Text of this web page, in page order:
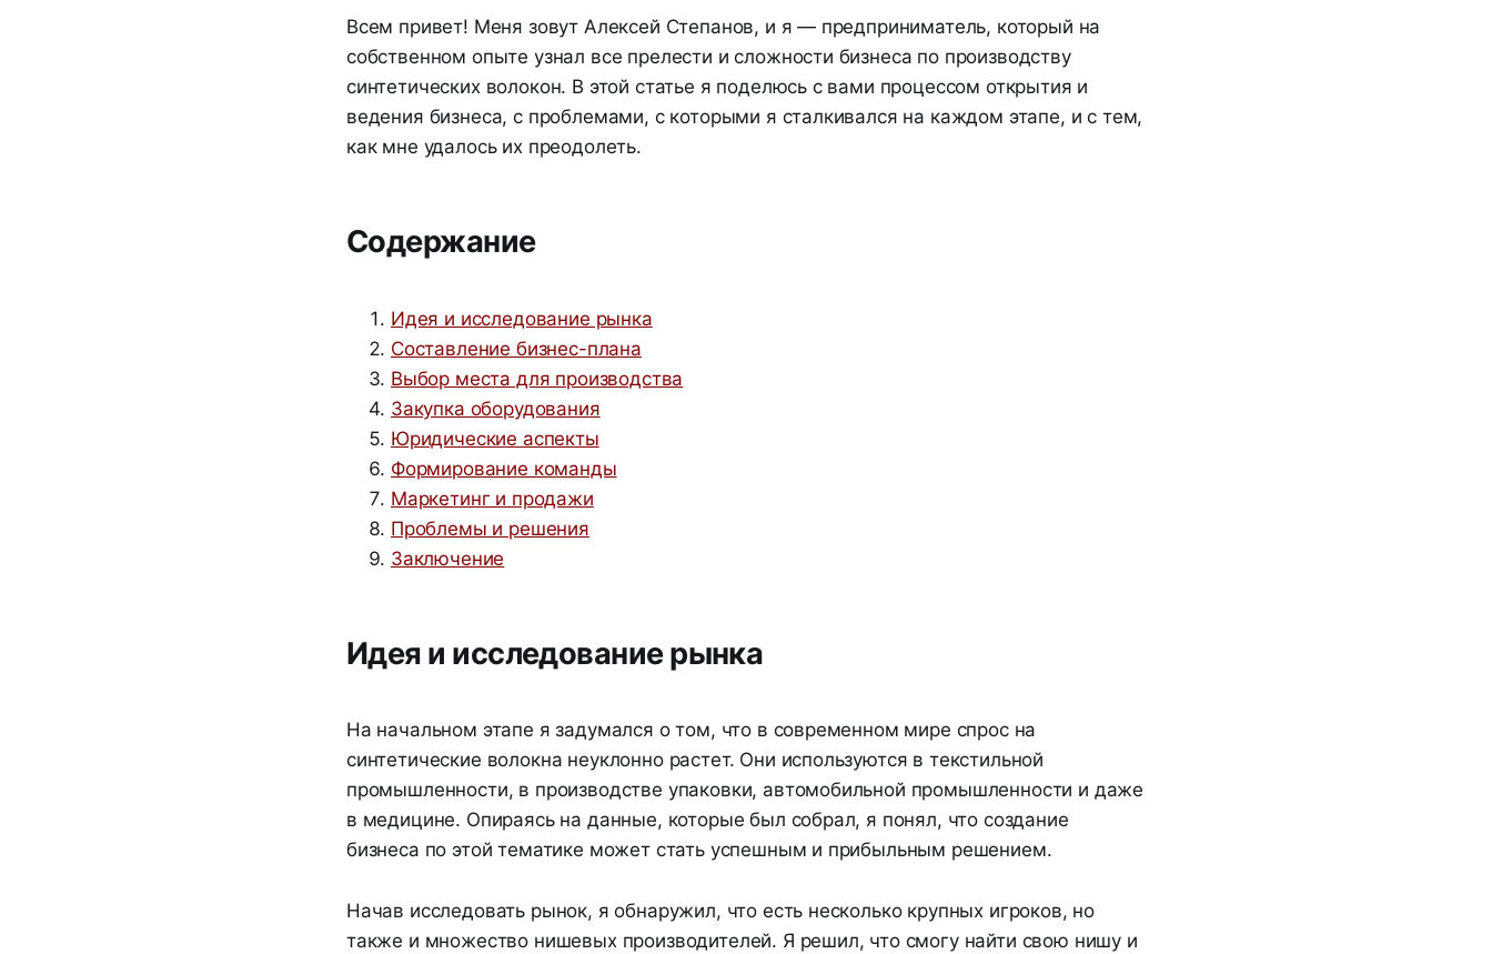
Всем привет! Меня зовут Алексей Степанов, и я — предприниматель, который на
собственном опыте узнал все прелести и сложности бизнеса по производству
синтетических волокон. В этой статье я поделюсь с вами процессом открытия и
ведения бизнеса, с проблемами, с которыми я сталкивался на каждом этапе, и с тем,
как мне удалось их преодолеть.
Содержание
Идея и исследование рынка
Составление бизнес-плана
Выбор места для производства
Закупка оборудования
Юридические аспекты
Формирование команды
Маркетинг и продажи
Проблемы и решения
Заключение
Идея и исследование рынка
На начальном этапе я задумался о том, что в современном мире спрос на
синтетические волокна неуклонно растет. Они используются в текстильной
промышленности, в производстве упаковки, автомобильной промышленности и даже
в медицине. Опираясь на данные, которые был собрал, я понял, что создание
бизнеса по этой тематике может стать успешным и прибыльным решением.
Начав исследовать рынок, я обнаружил, что есть несколько крупных игроков, но
также и множество нишевых производителей. Я решил, что смогу найти свою нишу и